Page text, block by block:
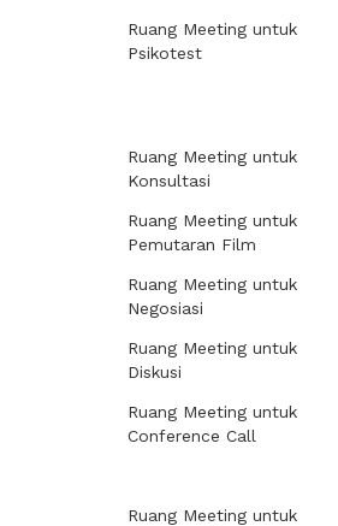
Ruang Meeting untuk
Psikotest
Ruang Meeting untuk
Konsultasi
Ruang Meeting untuk
Pemutaran Film
Ruang Meeting untuk
Negosiasi
Ruang Meeting untuk
Diskusi
Ruang Meeting untuk
Conference Call
Ruang Meeting untuk